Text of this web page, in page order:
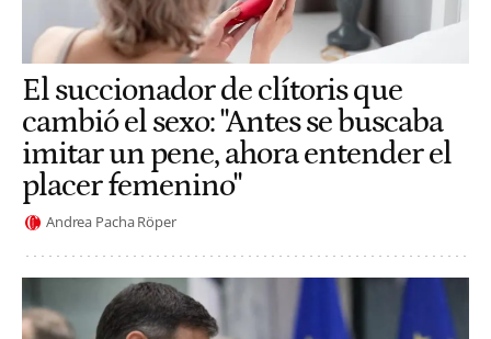
El succionador de clítoris que
cambió el sexo: "Antes se buscaba
imitar un pene, ahora entender el
placer femenino"
Andrea Pacha Röper